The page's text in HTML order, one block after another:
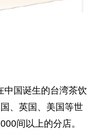
国诞生的台湾茶饮
、英国、美国等世
间以上的分店。